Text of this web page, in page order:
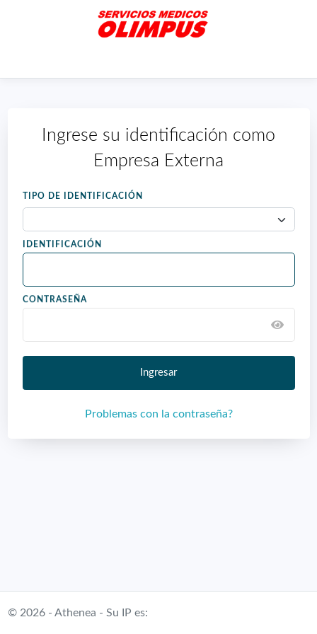
Ingrese su identificación como
Empresa Externa
TIPO DE IDENTIFICACIÓN
IDENTIFICACIÓN
CONTRASEÑA
Ingresar
Problemas con la contraseña?
© 2026 - Athenea - Su IP es: